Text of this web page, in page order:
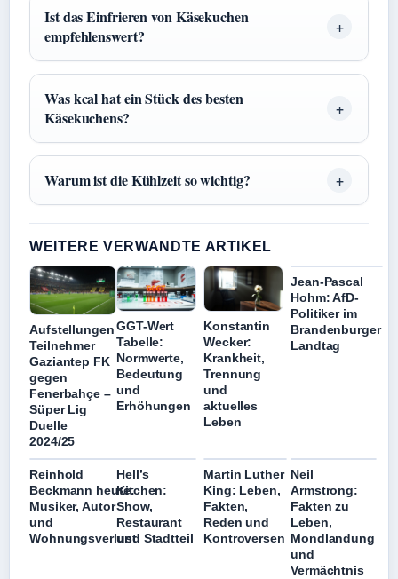
Ist das Einfrieren von Käsekuchen
empfehlenswert?
Was kcal hat ein Stück des besten
Käsekuchens?
Warum ist die Kühlzeit so wichtig?
WEITERE VERWANDTE ARTIKEL
Aufstellungen
Teilnehmer
Gaziantep FK
gegen
Fenerbahçe –
Süper Lig
Duelle
2024/25
GGT-Wert
Tabelle:
Normwerte,
Bedeutung
und
Erhöhungen
Konstantin
Wecker:
Krankheit,
Trennung
und
aktuelles
Leben
Jean-Pascal
Hohm: AfD-
Politiker im
Brandenburger
Landtag
Reinhold
Beckmann heute:
Musiker, Autor
und
Wohnungsverlust
Hell’s
Kitchen:
Show,
Restaurant
und Stadtteil
Martin Luther
King: Leben,
Fakten,
Reden und
Kontroversen
Neil
Armstrong:
Fakten zu
Leben,
Mondlandung
und
Vermächtnis